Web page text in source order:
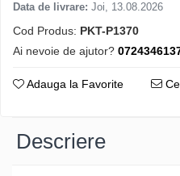
Data de livrare: Joi, 13.08.2026
Cod Produs: PKT-P1370
Ai nevoie de ajutor?
Adauga la Favorite
Descriere